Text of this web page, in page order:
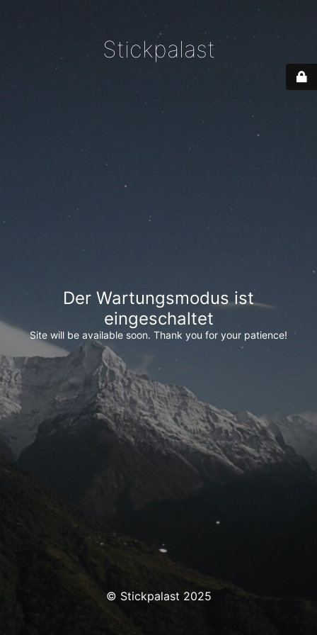
Stickpalast
Der Wartungsmodus ist
eingeschaltet
Site will be available soon. Thank you for your patience!
© Stickpalast 2025